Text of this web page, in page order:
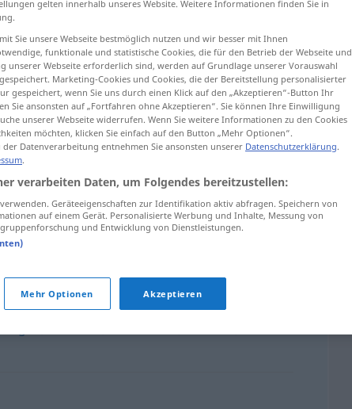
beleuchten
gelten innerhalb unseres Website. Weitere Informationen finden Sie in
Sie unsere Webseite bestmöglich nutzen und wir besser mit Ihnen
funktionale und statistische Cookies, die für den Betrieb der Webseite und
unserer Webseite erforderlich sind, werden auf Grundlage unserer Vorauswahl
Marketing-Cookies und Cookies, die der Bereitstellung personalisierter
gespeichert, wenn Sie uns durch einen Klick auf den „Akzeptieren“-Button Ihr
Sie ansonsten auf „Fortfahren ohne Akzeptieren“. Sie können Ihre Einwilligung
unserer Webseite widerrufen. Wenn Sie weitere Informationen zu den Cookies
möchten, klicken Sie einfach auf den Button „Mehr Optionen“.
der Datenverarbeitung entnehmen Sie ansonsten unserer Datenschutzerklärung.
.
verarbeiten Daten, um Folgendes bereitzustellen:
Geräteeigenschaften zur Identifikation aktiv abfragen. Speichern von
auf einem Gerät. Personalisierte Werbung und Inhalte, Messung von
und Entwicklung von Dienstleistungen.
Mehr Optionen Akzeptieren